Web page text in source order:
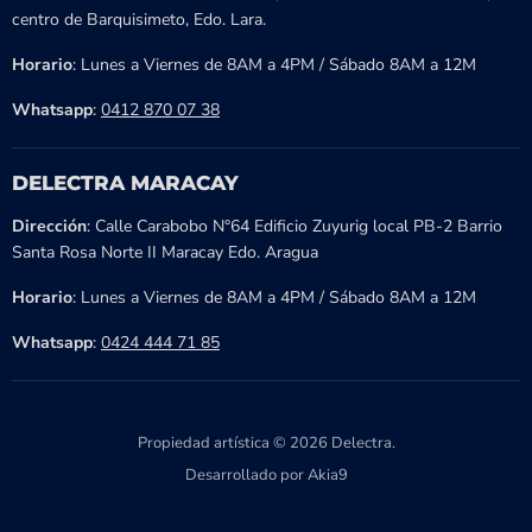
centro de Barquisimeto, Edo. Lara.
Horario: Lunes a Viernes de 8AM a 4PM / Sábado 8AM a 12M
Whatsapp: 0412 870 07 38
DELECTRA MARACAY
Dirección: Calle Carabobo N°64 Edificio Zuyurig local PB-2 Barrio
Santa Rosa Norte II Maracay Edo. Aragua
Horario: Lunes a Viernes de 8AM a 4PM / Sábado 8AM a 12M
Whatsapp: 0424 444 71 85
Propiedad artística © 2026 Delectra.
Desarrollado por Akia9